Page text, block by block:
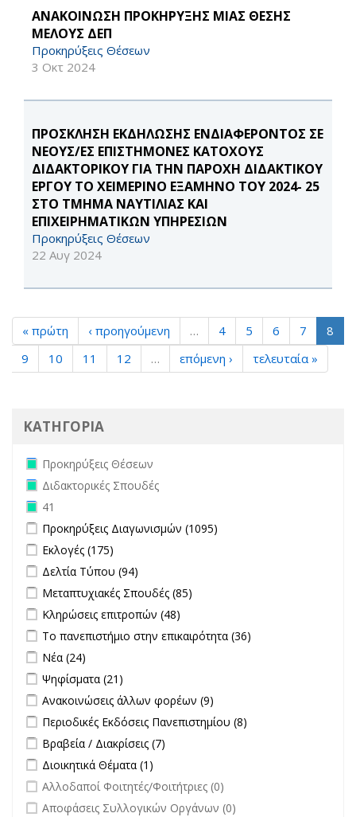
ΑΝΑΚΟΙΝΩΣΗ ΠΡΟΚΗΡΥΞΗΣ ΜΙΑΣ ΘΕΣΗΣ
ΜΕΛΟΥΣ ΔΕΠ
Προκηρύξεις Θέσεων
3 Οκτ 2024
ΠΡΟΣΚΛΗΣΗ ΕΚΔΗΛΩΣΗΣ ΕΝΔΙΑΦΕΡΟΝΤΟΣ ΣΕ
ΝΕΟΥΣ/ΕΣ ΕΠΙΣΤΗΜΟΝΕΣ ΚΑΤΟΧΟΥΣ
ΔΙΔΑΚΤΟΡΙΚΟΥ ΓΙΑ ΤΗΝ ΠΑΡΟΧΗ ΔΙΔΑΚΤΙΚΟΥ
ΕΡΓΟΥ ΤΟ ΧΕΙΜΕΡΙΝΟ ΕΞΑΜΗΝΟ ΤΟΥ 2024- 25
ΣΤΟ ΤΜΗΜΑ ΝΑΥΤΙΛΙΑΣ ΚΑΙ
ΕΠΙΧΕΙΡΗΜΑΤΙΚΩΝ ΥΠΗΡΕΣΙΩΝ
Προκηρύξεις Θέσεων
22 Αυγ 2024
« πρώτη ‹ προηγούμενη … 4 5 6 7
8
9
10 11 12 … επόμενη › τελευταία »
ΚΑΤΗΓΟΡΙΑ
Remove Προκηρύξεις Θέσεων filter
Προκηρύξεις Θέσεων
Remove Διδακτορικές Σπουδές filter
Διδακτορικές Σπουδές
Remove 41 filter
41
Apply Προκηρύξεις Διαγωνισμών filter
Προκηρύξεις Διαγωνισμών (1095)
Apply Εκλογές filter
Εκλογές (175)
Apply Δελτία Τύπου filter
Δελτία Τύπου (94)
Apply Μεταπτυχιακές Σπουδές filter
Μεταπτυχιακές Σπουδές (85)
Apply Κληρώσεις επιτροπών filter
Κληρώσεις επιτροπών (48)
Apply Το πανεπιστήμιο στην επικαιρότητα filter
Το πανεπιστήμιο στην επικαιρότητα (36)
Apply Νέα filter
Νέα (24)
Apply Ψηφίσματα filter
Ψηφίσματα (21)
Apply Ανακοινώσεις άλλων φορέων filter
Ανακοινώσεις άλλων φορέων (9)
Apply Περιοδικές Εκδόσεις Πανεπιστημίου filter
Περιοδικές Εκδόσεις Πανεπιστημίου (8)
Apply Βραβεία / Διακρίσεις filter
Βραβεία / Διακρίσεις (7)
Apply Διοικητικά Θέματα filter
Διοικητικά Θέματα (1)
undefined
Αλλοδαποί Φοιτητές/Φοιτήτριες (0)
undefined
Αποφάσεις Συλλογικών Οργάνων (0)